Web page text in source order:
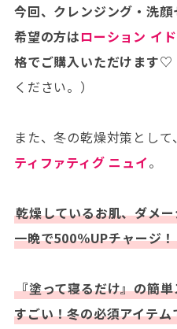
今回、クレンジング・洗
希望の方はローション イ
格でご購入いただけます♡
ください。）
また、冬の乾燥対策とし
ティファティグ ニュイ。
乾燥しているお肌、ダメ
一晩で500％UPチャージ
『塗って寝るだけ』の簡
すごい！冬の必須アイテ